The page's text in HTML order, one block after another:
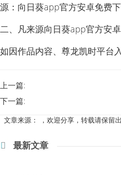
源：向日葵app官方安卓免费下
二、凡来源向日葵app官方安
如因作品内容、尊龙凯时平台
上一篇:
下一篇:
文章来源： ，欢迎分享，转载请保留
最新文章